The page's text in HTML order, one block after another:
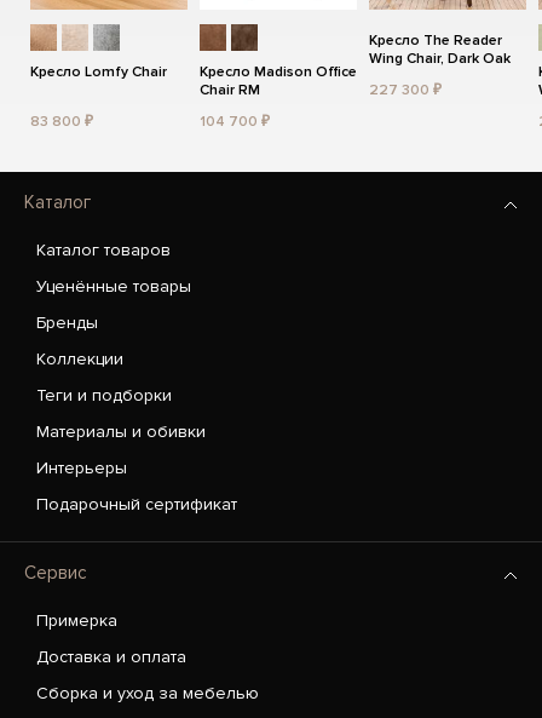
Кресло Lomfy Chair
83 800 ₽
Кресло Madison Office
Chair RM
104 700 ₽
Кресло The Reader
Wing Chair, Dark Oak
227 300 ₽
Каталог
Каталог товаров
Уценённые товары
Бренды
Коллекции
Теги и подборки
Материалы и обивки
Интерьеры
Подарочный сертификат
Сервис
Примерка
Доставка и оплата
Сборка и уход за мебелью